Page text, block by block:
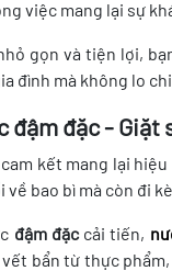
việc mang lại sự
gọn và tiện lợi,
đình mà không lo
đậm đặc - Giặt
kết mang lại
về bao bì mà còn đi
đậm đặccải tiến,
vết bẩn từ thực